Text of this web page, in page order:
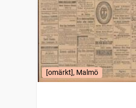
[omärkt], Malmö